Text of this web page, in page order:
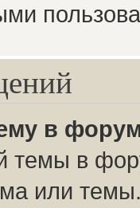
в
темы в
или